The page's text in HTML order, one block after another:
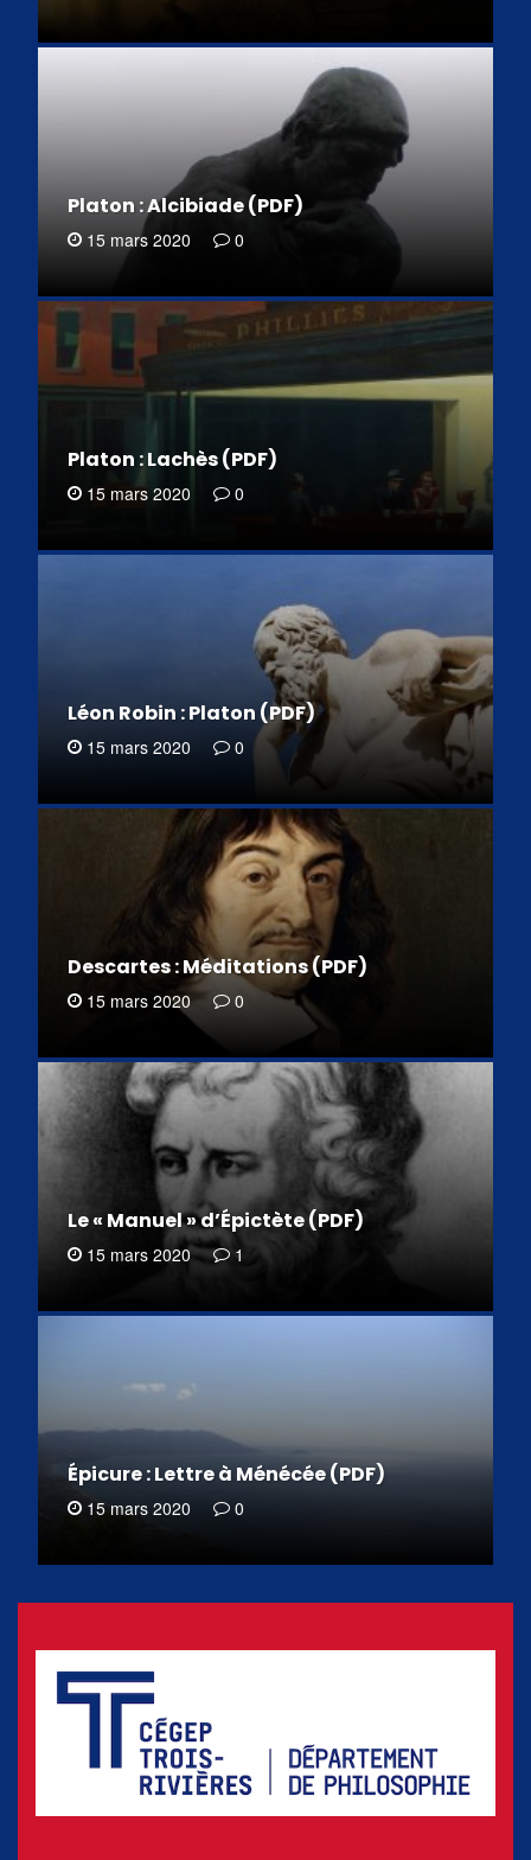
Platon : Alcibiade (PDF)
15 mars 2020 0
Platon : Lachès (PDF)
15 mars 2020 0
Léon Robin : Platon (PDF)
15 mars 2020 0
Descartes : Méditations (PDF)
15 mars 2020 0
Le « Manuel » d’Épictète (PDF)
15 mars 2020 1
Épicure : Lettre à Ménécée (PDF)
15 mars 2020 0